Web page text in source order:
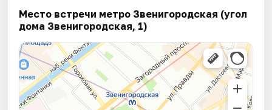
Место встречи метро Звенигородская (угол
дома Звенигородская, 1)